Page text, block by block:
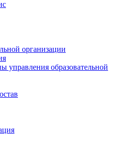
организации
управления образовательной